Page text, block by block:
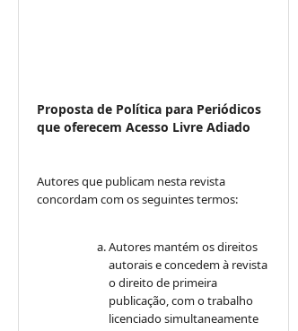
Proposta de Política para Periódicos
que oferecem Acesso Livre Adiado
Autores que publicam nesta revista
concordam com os seguintes termos:
Autores mantém os direitos
autorais e concedem à revista
o direito de primeira
publicação, com o trabalho
licenciado simultaneamente